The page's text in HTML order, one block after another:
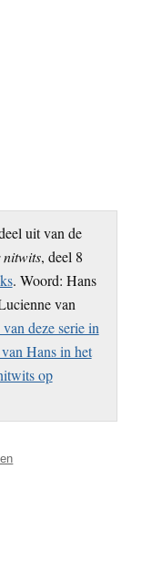
uit van de
nitwits, deel 8
. Woord: Hans
van
deze serie in
Hans in het
op